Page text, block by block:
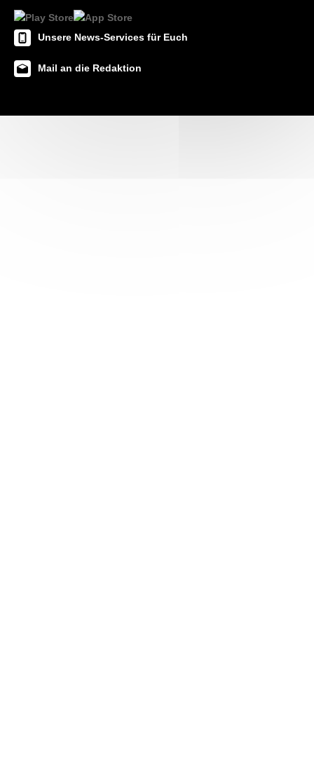
Unsere News-Services für Euch
Mail an die Redaktion